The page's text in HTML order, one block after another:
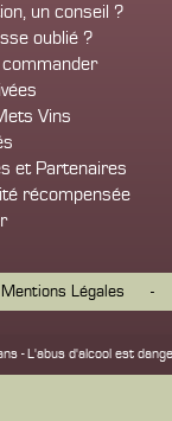
un conseil ?
oublié ?
Vins
et Partenaires
récompensée
Mentions Légales -
- L'abus d'alcool est